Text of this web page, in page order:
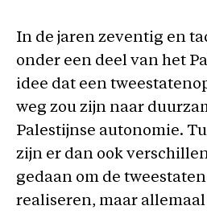
In de jaren zeventig en
onder een deel van het
idee dat een
weg zou zijn naar
Palestijnse autonomie.
zijn er dan ook
gedaan om de
realiseren, maar allemaal